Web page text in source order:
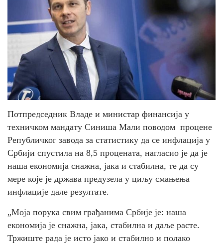
Потпредседник Владе и министар финансија у
техничком мандату Синиша Мали поводом процене
Републичког завода за статистику да се инфлација у
Србији спустила на 8,5 процената, нагласио је да је
наша економија снажна, јака и стабилна, те да су
мере које је држава предузела у циљу смањења
инфлације дале резултате.
„Моја порука свим грађанима Србије је: наша
економија је снажна, јака, стабилна и даље расте.
Тржиште рада је исто јако и стабилно и полако